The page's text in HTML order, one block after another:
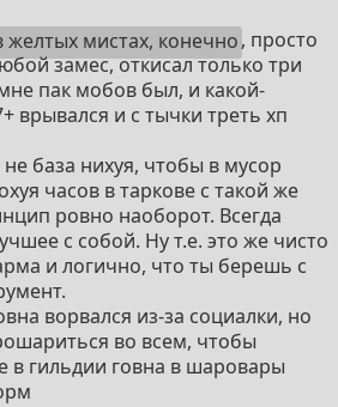
желтых мистах, конечно, просто
замес, откисал только три
пак мобов был, и какой-
врывался и с тычки треть хп
база нихуя, чтобы в мусор
часов в таркове с такой же
ровно наоборот. Всегда
с собой. Ну т.е. это же чисто
и логично, что ты берешь с
ворвался из-за социалки, но
во всем, чтобы
в гильдии говна в шаровары